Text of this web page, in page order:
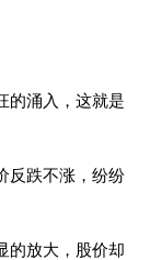
的涌入，这就是
反跌不涨，纷纷
的放大，股价却